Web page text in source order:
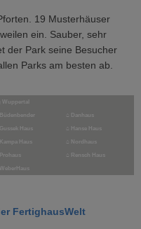
19 Musterhäuser
ein. Sauber, sehr
der Park seine Besucher
Parks am besten ab.
Wuppertal
Büdenbender ⌂ Danhaus
Haus ⌂ Hanse Haus
Kampa Haus ⌂ Nordhaus
Prohaus ⌂ Rensch Haus
WeberHaus
FertighausWelt